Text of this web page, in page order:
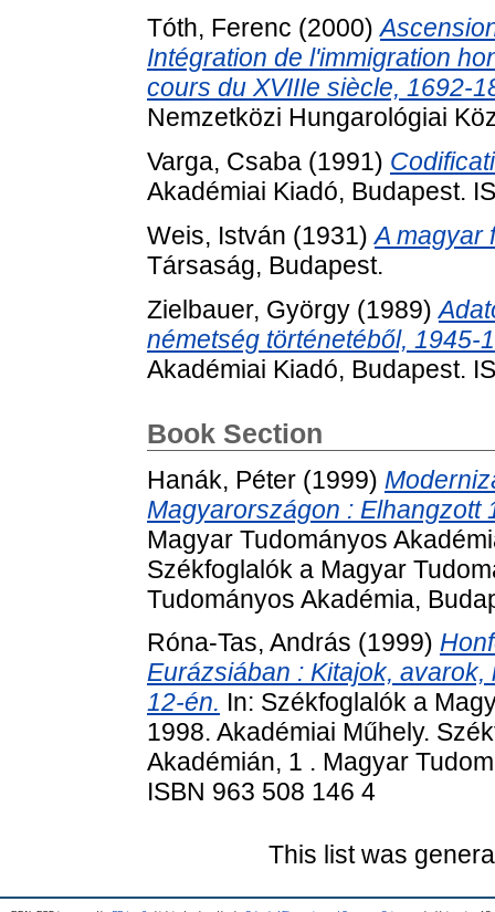
Tóth, Ferenc (2000)
Intégration de l'immigration
cours du XVIIIe siècle, 1692-
Nemzetközi Hungarológiai
Varga, Csaba (1991)
Akadémiai Kiadó, Budapest.
Weis, István (1931)A magyar
Társaság, Budapest.
Zielbauer, György (1989)
németség történetéből, 1945-
Akadémiai Kiadó, Budapest.
Book Section
Hanák, Péter (1999)
Magyarországon : Elhangzott
Magyar Tudományos
Székfoglalók a Magyar
Tudományos Akadémia,
Róna-Tas, András (1999)
Eurázsiában : Kitajok,
12-én. In: Székfoglalók a
1998. Akadémiai Műhely.
Akadémián, 1 . Magyar
ISBN 963 508 146 4
This list was